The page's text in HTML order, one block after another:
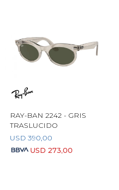
RAY-BAN 2242 - GRIS
TRASLUCIDO
USD 390,00
USD 273,00